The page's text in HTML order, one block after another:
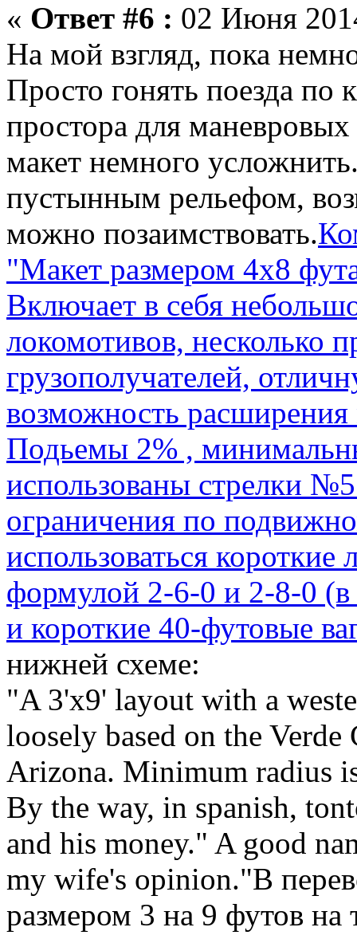
« Ответ #6 : 02 Июня
На мой взгляд, пока
Просто гонять поезда по
простора для
макет немного
пустынным рельефом,
можно позаимствовать.
"Макет размером 4х8
Включает в себя
локомотивов, несколько
грузополучателей,
возможность расширения
Подьемы 2% ,
использованы стрелки
ограничения по
использоваться
формулой 2-6-0 и 2-8-0 (в
и короткие 40-футовые
нижней схеме:
"A 3'x9' layout with a
loosely based on the
Arizona. Minimum radius
By the way, in spanish,
and his money." A good
my wife's opinion."В
размером 3 на 9 футов